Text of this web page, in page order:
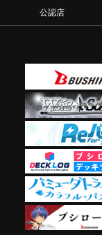
公認店